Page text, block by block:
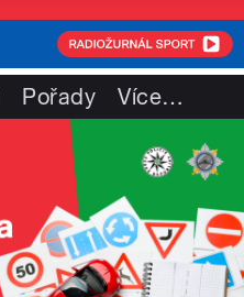
Pořady Více…